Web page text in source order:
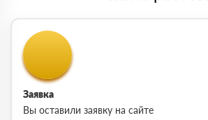
Заявка
Вы оставили заявку на сайте